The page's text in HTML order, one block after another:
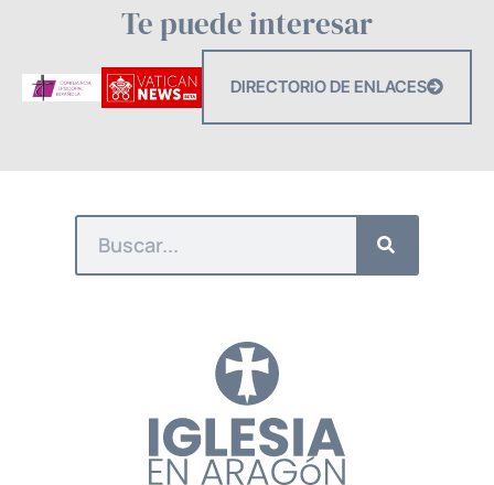
Te puede interesar
DIRECTORIO DE ENLACES